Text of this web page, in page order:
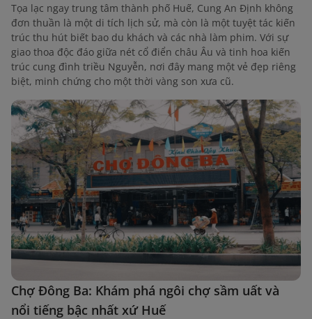
Tọa lạc ngay trung tâm thành phố Huế, Cung An Định không
đơn thuần là một di tích lịch sử, mà còn là một tuyệt tác kiến
trúc thu hút biết bao du khách và các nhà làm phim. Với sự
giao thoa độc đáo giữa nét cổ điển châu Âu và tinh hoa kiến
trúc cung đình triều Nguyễn, nơi đây mang một vẻ đẹp riêng
biệt, minh chứng cho một thời vàng son xưa cũ.
Chợ Đông Ba: Khám phá ngôi chợ sầm uất và
nổi tiếng bậc nhất xứ Huế